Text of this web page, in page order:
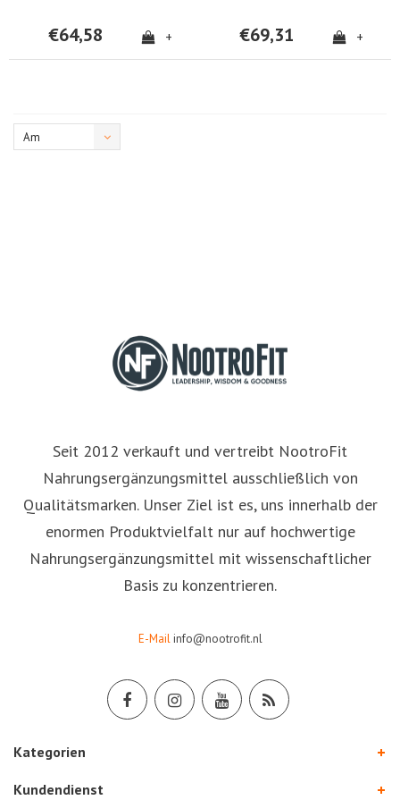
€64,58 + €69,31 +
Am
Seit 2012 verkauft und vertreibt NootroFit
Nahrungsergänzungsmittel ausschließlich von
Qualitätsmarken. Unser Ziel ist es, uns innerhalb der
enormen Produktvielfalt nur auf hochwertige
Nahrungsergänzungsmittel mit wissenschaftlicher
Basis zu konzentrieren.
E-Mail info@nootrofit.nl
Kategorien
Kundendienst